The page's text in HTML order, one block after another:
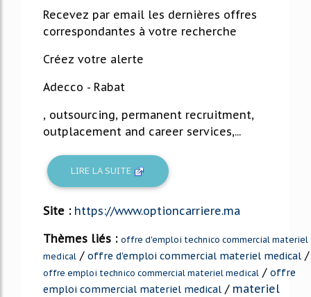
Recevez par email les dernières offres
correspondantes à votre recherche
Créez votre alerte
Adecco - Rabat
, outsourcing, permanent recruitment,
outplacement and career services,...
LIRE LA SUITE
Site : https://www.optioncarriere.ma
Thèmes liés : offre d'emploi technico commercial materiel
medical / offre d'emploi commercial materiel medical /
offre emploi technico commercial materiel medical / offre
emploi commercial materiel medical / materiel